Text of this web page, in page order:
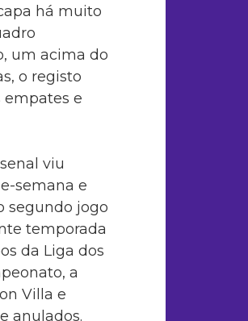
há muito
um acima do
o registo
empates e
viu
semana e
segundo jogo
temporada
da Liga dos
a
Villa e
anulados.